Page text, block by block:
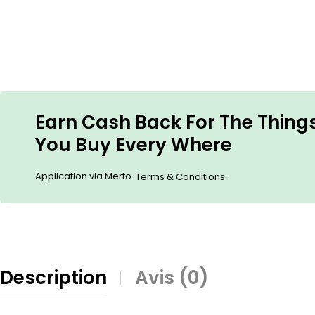
Earn Cash Back For The
You Buy Every Where
Application via Merto. Terms & Conditions.
Description Avis (0)